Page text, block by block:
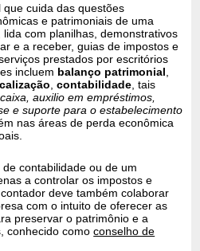
cuida das questões
e patrimoniais de uma
com planilhas, demonstrativos
e a receber, guias de impostos e
prestados por escritórios
incluem balanço patrimonial
,contabilidade , tais
auxilio em empréstimos,
e suporte para o estabelecimento
nas áreas de perda econômica
contabilidade ou de um
a controlar os impostos e
deve também colaborar
com o intuito de oferecer as
preservar o patrimônio e a
conhecido comoconselho de